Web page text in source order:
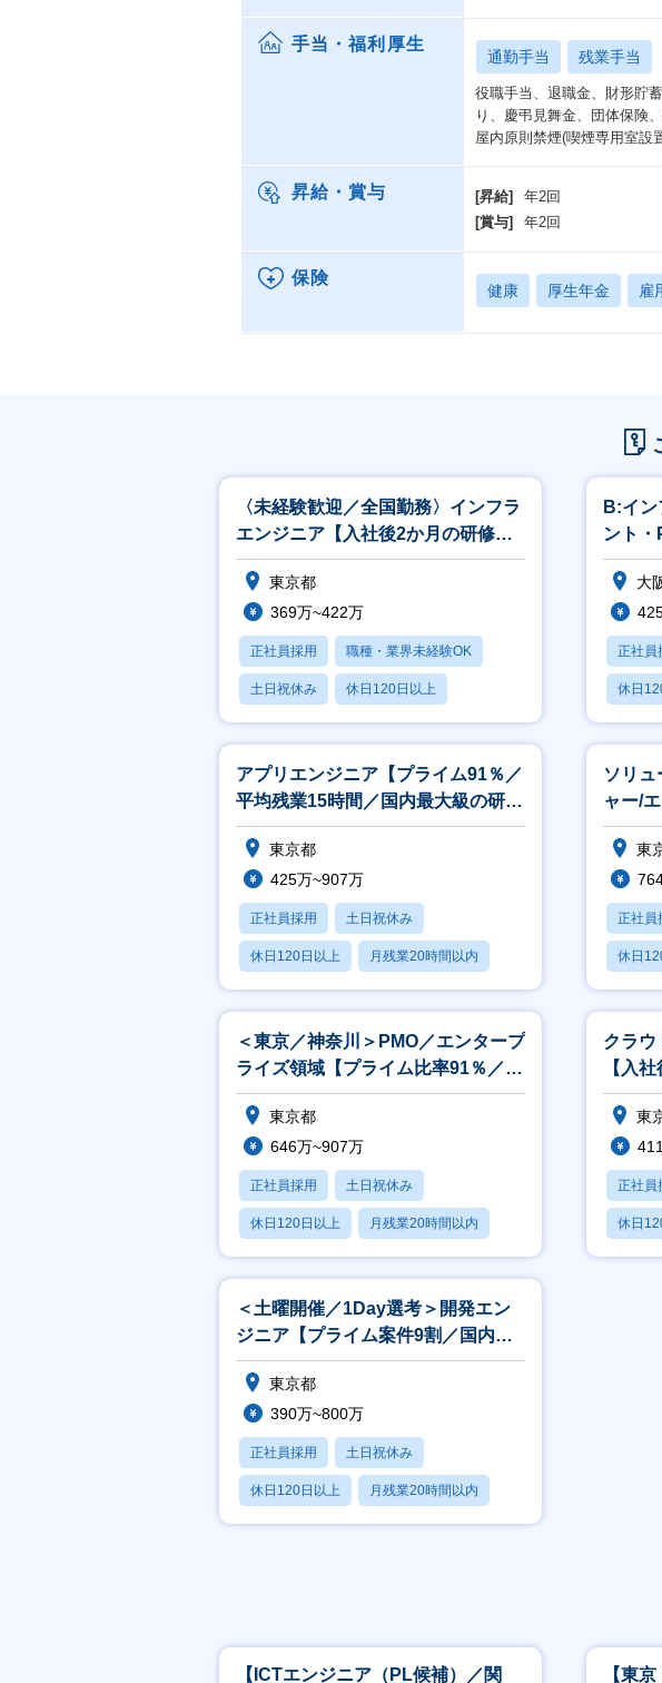
手当・福利厚生
通勤手当 残業手当
役職手当、退職金、財形貯
り、慶弔見舞金、団体保険
屋内原則禁煙(喫煙専用室設
昇給・賞与 [昇給]
年2回
[賞与]
年2回
保険
健康 厚生年金 雇
〈未経験歓迎／全国勤務〉インフラ
エンジニア【入社後2か月の研修期
間／夜勤無／土日祝】
東京都
369万~422万
正社員採用 職種・業界未経験OK
土日祝休み 休日120日以上
月残業20時間以内
B:イ
ント
グルー
大
正社員
休日
賞与あ
アプリエンジニア【プライム91％／
平均残業15時間／国内最大級の研修
施設完備／キャリアパス豊富】
東京都
425万~907万
正社員採用 土日祝休み
休日120日以上 月残業20時間以内
賞与あり
ソリ
ャー/
リモー
東
正社員
休日
賞与あ
＜東京／神奈川＞PMO／エンタープ
ライズ領域【プライム比率91％／リ
モート週2～】
東京都
646万~907万
正社員採用 土日祝休み
休日120日以上 月残業20時間以内
賞与あり
クラウ
【入
修／キ
ン！】
東
正社員
休日
賞与あ
＜土曜開催／1Day選考＞開発エン
ジニア【プライム案件9割／国内最
大級の研修施設完備】
東京都
390万~800万
正社員採用 土日祝休み
休日120日以上 月残業20時間以内
賞与あり
【ICTエンジニア（PL候補）／関 【東